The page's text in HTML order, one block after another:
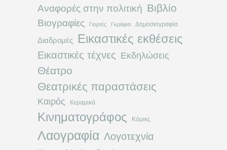
Αναφορές στην πολιτική Βιβλίο
Βιογραφίες Γιορτές Γκράφιτι Δημοσιογραφία
Διαδρομές Εικαστικές εκθέσεις
Εικαστικές τέχνες Εκδηλώσεις
Θέατρο
Θεατρικές παραστάσεις
Καιρός Κεραμικά
Κινηματογράφος Κόμικς
Λαογραφία Λογοτεχνία